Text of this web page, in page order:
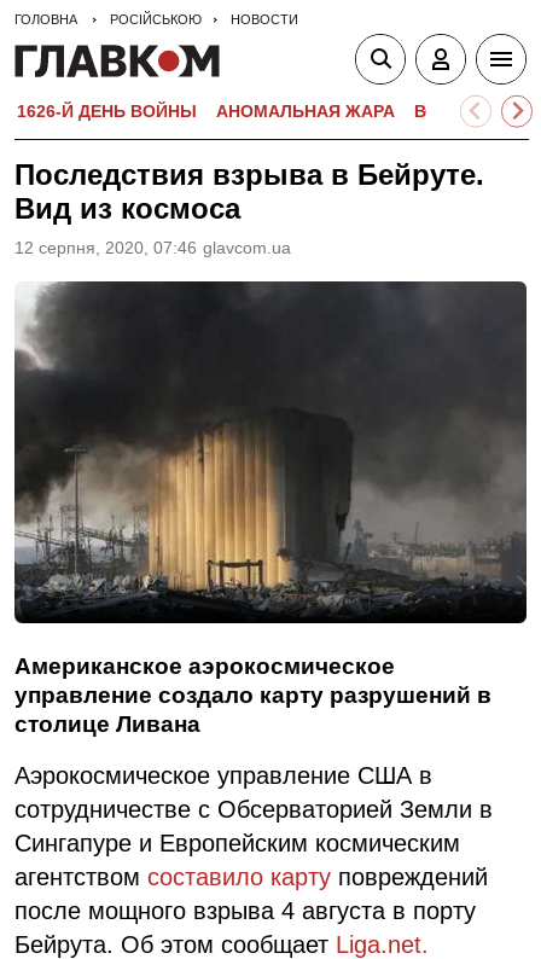
ГОЛОВНА РОСІЙСЬКОЮ НОВОСТИ
1626-Й ДЕНЬ ВОЙНЫ АНОМАЛЬНАЯ ЖАРА
Последствия взрыва в Бейруте.
Вид из космоса
12 серпня, 2020, 07:46 glavcom.ua
Американское аэрокосмическое
управление создало карту разрушений в
столице Ливана
Аэрокосмическое управление США в
сотрудничестве с Обсерваторией Земли в
Сингапуре и Европейским космическим
агентством составило карту повреждений
после мощного взрыва 4 августа в порту
Бейрута. Об этом сообщает Liga.net.